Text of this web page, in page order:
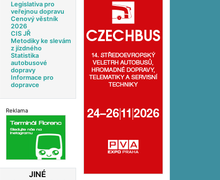
Legislativa pro
veřejnou dopravu
Cenový věstník
2026
CIS JŘ
Metodiky ke slevám
z jízdného
Statistika
autobusové
dopravy
Informace pro
dopravce
Reklama
JINÉ